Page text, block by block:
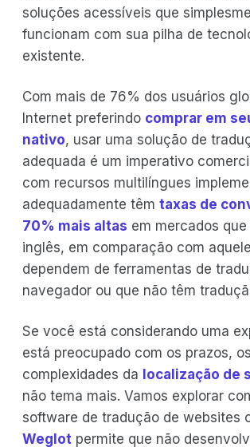
soluções acessíveis que
funcionam com sua pilha de
existente.
Com mais de 76% dos usuários
Internet preferindo comprar em
nativo, usar uma solução de
adequada é um imperativo
com recursos multilíngues
adequadamente têm taxas de
70% mais altas em mercados
inglês, em comparação com
dependem de ferramentas de
navegador ou que não têm
Se você está considerando uma
está preocupado com os prazos,
complexidades da localização de
não tema mais. Vamos explorar
software de tradução de websites
Weglot permite que não